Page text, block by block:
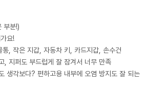
부분!)
요!
, 작은 지갑, 자동차 키, 카드지갑, 손수건
, 지퍼도 부드럽게 잘 잠겨서 너무 만족
생각보다? 편하고용 내부에 오염 방지도 잘 되는